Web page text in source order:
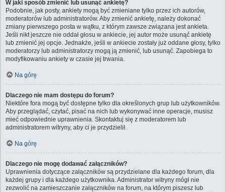
W jaki sposób zmienić lub usunąć ankietę?
Podobnie, jak posty, ankiety mogą być zmieniane tylko przez ich autorów,
moderatorów lub administratorów. Aby zmienić ankietę, należy dokonać
zmiany pierwszego posta w wątku, z którym zawsze związana jest ankieta.
Jeśli nikt jeszcze nie oddał głosu w ankiecie, jej autor może usunąć ankietę
lub zmienić jej opcje. Jednakże, jeśli w ankiecie zostały już oddane głosy, tylko
moderatorzy lub administratorzy mogą ją zmienić, lub usunąć. Zapobiega to
modyfikowaniu ankiety w czasie jej trwania.
Na górę
Dlaczego nie mam dostępu do forum?
Niektóre fora mogą być dostępne tylko dla określonych grup lub użytkowników.
Aby przeglądać, czytać, pisać na nich lub wykonywać inne operacje, musisz
mieć odpowiednie uprawnienia. Skontaktuj się z moderatorem lub
administratorem witryny, aby ci je przydzielił.
Na górę
Dlaczego nie mogę dodawać załączników?
Uprawnienia dotyczące załączników są przydzielane dla każdego forum, dla
każdej grupy i dla każdego użytkownika. Administrator witryny mógł nie
zezwolić na zamieszczanie załączników na forum, na którym piszesz lub